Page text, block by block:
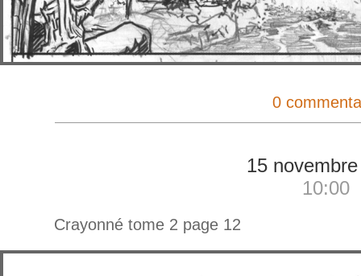
0
15
10:00
Crayonné tome 2 page 12